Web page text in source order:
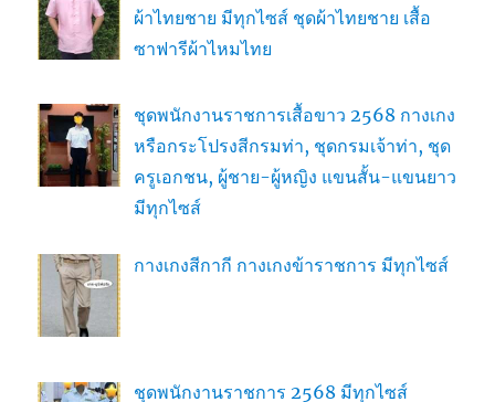
ผ้าไทยชาย มีทุกไซส์ ชุดผ้าไทยชาย เสื้อ
ซาฟารีผ้าไหมไทย
ชุดพนักงานราชการเสื้อขาว 2568 กางเกง
หรือกระโปรงสีกรมท่า, ชุดกรมเจ้าท่า, ชุด
ครูเอกชน, ผู้ชาย-ผู้หญิง แขนสั้น-แขนยาว
มีทุกไซส์
กางเกงสีกากี กางเกงข้าราชการ มีทุกไซส์
ชุดพนักงานราชการ 2568 มีทุกไซส์